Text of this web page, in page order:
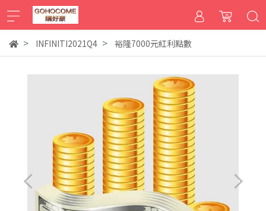
INFINITI2021Q4 裕隆7000元紅利點數